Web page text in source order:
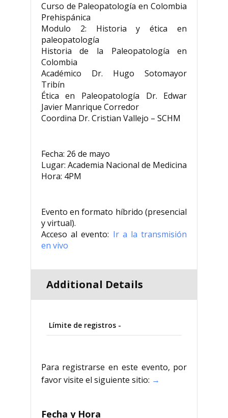
Curso de Paleopatología en Colombia
Prehispánica
Modulo 2: Historia y ética en
paleopatología
Historia de la Paleopatología en
Colombia
Académico Dr. Hugo Sotomayor
Tribín
Ética en Paleopatología Dr. Edwar
Javier Manrique Corredor
Coordina Dr. Cristian Vallejo – SCHM
Fecha: 26 de mayo
Lugar: Academia Nacional de Medicina
Hora: 4PM
Evento en formato híbrido (presencial
y virtual).
Acceso al evento: Ir a la transmisión
en vivo
Additional Details
Límite de registros -
Para registrarse en este evento, por
favor visite el siguiente sitio: →
Fecha y Hora